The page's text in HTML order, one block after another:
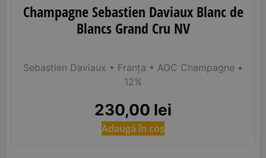
Champagne Sebastien Daviaux Blanc de
Blancs Grand Cru NV
Sebastien Daviaux • Franța • AOC Champagne •
12%
230,00 lei
Adaugă în coș